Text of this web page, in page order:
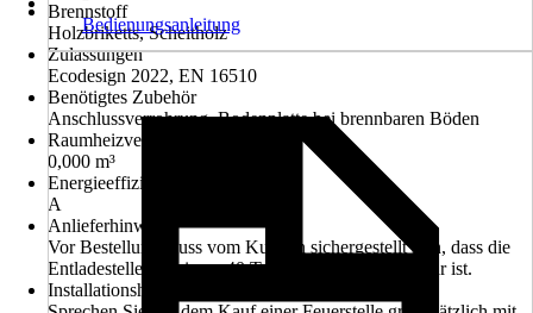
Brennstoff
Holzbriketts, Scheitholz
Zulassungen
Ecodesign 2022, EN 16510
Benötigtes Zubehör
Anschlussverrohrung, Bodenplatte bei brennbaren Böden
Raumheizvermögen
0,000 m³
Energieeffizienzklasse
A
Anlieferhinweis
Vor Bestellung muss vom Kunden sichergestellt sein, dass die
Entladestelle mit einem 40 Tonnen - LKW erreichbar ist.
Installationshinweis
Bedienungsanleitung